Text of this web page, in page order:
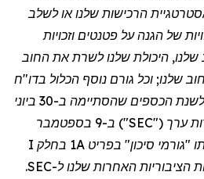
הרכישות שלנו או לשלב
של הגנה על פטנטים וזכויות
שלנו, היכולת שלנו לשרת את החוב
שלנו; וכל גורם נוסף הכלול בדו"ח
השנתי שלנו בטופס 10-K לשנת הכספים שהסתיימה ב-30 ביוני
2024, שהוגש לרשות לניירות ערך ("SEC") ב-9 בספטמבר
2024, כולל בסעיף שכותרתו "גורמי סיכון" בפריט 1A בחלק I
ח זה, כמו גם בהגשות הציבוריות האחרות שלנו ל-SEC.